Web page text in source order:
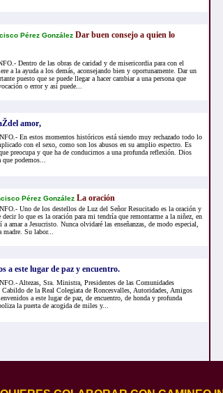
Pérez González Dar buen consejo a quien lo
Dentro de las obras de caridad y de misericordia para con el
a la ayuda a los demás, aconsejando bien y oportunamente. Dar un
puesto que se puede llegar a hacer cambiar a una persona que
o error y así puede...
amor,
En estos momentos históricos está siendo muy rechazado todo lo
con el sexo, como son los abusos en su amplio espectro. Es
preocupa y que ha de conducirnos a una profunda reflexión. Dios
podemos...
Pérez GonzálezLa oración
Uno de los destellos de Luz del Señor Resucitado es la oración y
lo que es la oración para mi tendría que remontarme a la niñez, en
a amar a Jesucristo. Nunca olvidaré las enseñanzas, de modo especial,
Su labor...
a este lugar de paz y encuentro.
Altezas, Sra. Ministra, Presidentes de las Comunidades
Cabildo de la Real Colegiata de Roncesvalles, Autoridades, Amigos
a este lugar de paz, de encuentro, de honda y profunda
la puerta de acogida de miles y...